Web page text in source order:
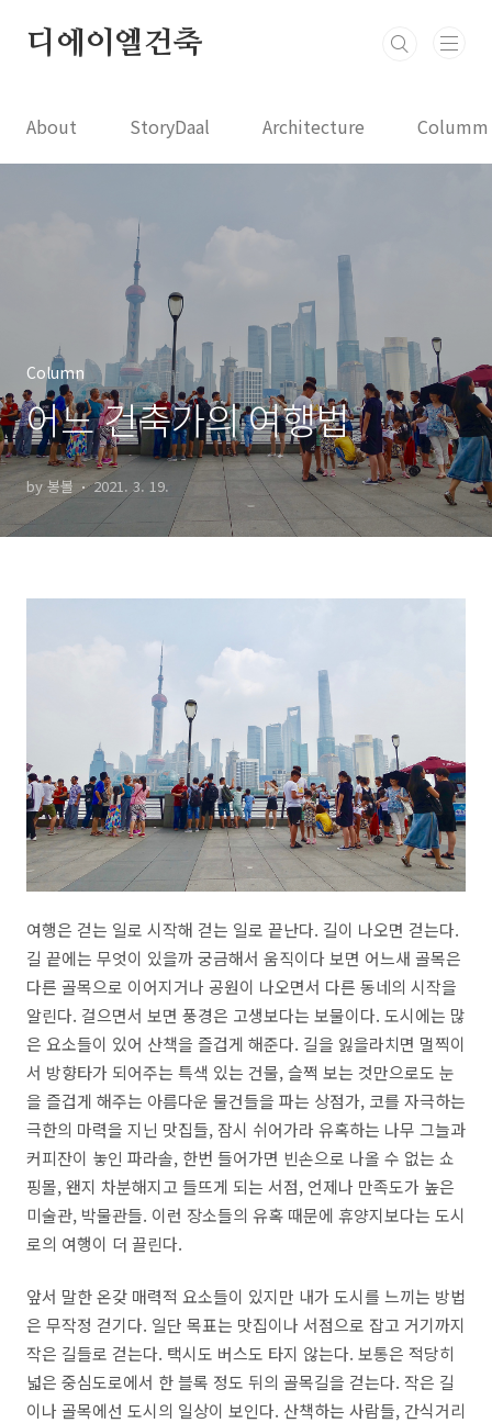
디에이엘건축
About StoryDaal Architecture Columm
Column
어느 건축가의 여행법
by 봉볼 2021. 3. 19.
여행은 걷는 일로 시작해 걷는 일로 끝난다. 길이 나오면 걷는다.
길 끝에는 무엇이 있을까 궁금해서 움직이다 보면 어느새 골목은
다른 골목으로 이어지거나 공원이 나오면서 다른 동네의 시작을
알린다. 걸으면서 보면 풍경은 고생보다는 보물이다. 도시에는 많
은 요소들이 있어 산책을 즐겁게 해준다. 길을 잃을라치면 멀찍이
서 방향타가 되어주는 특색 있는 건물, 슬쩍 보는 것만으로도 눈
을 즐겁게 해주는 아름다운 물건들을 파는 상점가, 코를 자극하는
극한의 마력을 지닌 맛집들, 잠시 쉬어가라 유혹하는 나무 그늘과
커피잔이 놓인 파라솔, 한번 들어가면 빈손으로 나올 수 없는 쇼
핑몰, 왠지 차분해지고 들뜨게 되는 서점, 언제나 만족도가 높은
미술관, 박물관들. 이런 장소들의 유혹 때문에 휴양지보다는 도시
로의 여행이 더 끌린다.
앞서 말한 온갖 매력적 요소들이 있지만 내가 도시를 느끼는 방법
은 무작정 걷기다. 일단 목표는 맛집이나 서점으로 잡고 거기까지
작은 길들로 걷는다. 택시도 버스도 타지 않는다. 보통은 적당히
넓은 중심도로에서 한 블록 정도 뒤의 골목길을 걷는다. 작은 길
이나 골목에선 도시의 일상이 보인다. 산책하는 사람들, 간식거리